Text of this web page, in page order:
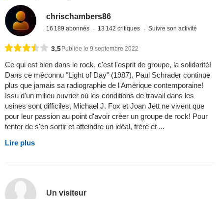
chrischambers86
16 189 abonnés 13 142 critiques Suivre son activité
3,5 Publiée le 9 septembre 2022
Ce qui est bien dans le rock, c'est l'esprit de groupe, la solidaritè!
Dans ce mèconnu "Light of Day" (1987), Paul Schrader continue
plus que jamais sa radiographie de l'Amèrique contemporaine!
Issu d'un milieu ouvrier où les conditions de travail dans les
usines sont difficiles, Michael J. Fox et Joan Jett ne vivent que
pour leur passion au point d'avoir crèer un groupe de rock! Pour
tenter de s'en sortir et atteindre un idèal, frère et ...
Lire plus
Un visiteur